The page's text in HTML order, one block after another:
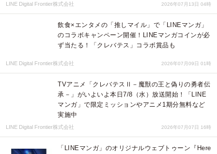
LINE Digital Frontier株式会社 2026年07月13日 04時
飲食×エンタメの「推しマイル」で「LINEマンガ」
のコラボキャンペーン開催！LINEマンガコインが必
ず当たる！「クレバテス」コラボ賞品も
LINE Digital Frontier株式会社 2026年07月09日 01時
TVアニメ「クレバテスⅡ－魔獣の王と偽りの勇者伝
承－」がいよいよ本日7/8（水）放送開始！「LINE
マンガ」で限定ミッションやアニメ1期分無料など
実施中
LINE Digital Frontier株式会社 2026年07月07日 16時
「LINEマンガ」のオリジナルウェブトゥーン『Here